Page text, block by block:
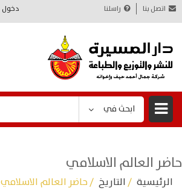
دخول اتصل بنا راسلنا
ابحث في
حاضر العالم الاسلامي
الرئيسية /التاريخ / حاضر العالم الاسلامي